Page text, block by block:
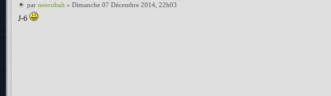
par neocobalt » Dimanche 07 Décembre 2014, 22h03
J-6